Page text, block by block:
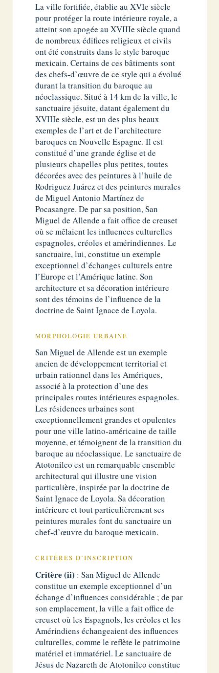
La ville fortifiée, établie au XVIe siècle
pour protéger la route intérieure royale, a
atteint son apogée au XVIIIe siècle quand
de nombreux édifices religieux et civils
ont été construits dans le style baroque
mexicain. Certains de ces bâtiments sont
des chefs-d’œuvre de ce style qui a évolué
durant la transition du baroque au
néoclassique. Situé à 14 km de la ville, le
sanctuaire jésuite, datant également du
XVIIIe siècle, est un des plus beaux
exemples de l’art et de l’architecture
baroques en Nouvelle Espagne. Il est
constitué d’une grande église et de
plusieurs chapelles plus petites, toutes
décorées avec des peintures à l’huile de
Rodriguez Juárez et des peintures murales
de Miguel Antonio Martínez de
Pocasangre. De par sa position, San
Miguel de Allende a fait office de creuset
où se mêlaient les influences culturelles
espagnoles, créoles et amérindiennes. Le
sanctuaire, lui, constitue un exemple
exceptionnel d’échanges culturels entre
l’Europe et l’Amérique latine. Son
architecture et sa décoration intérieure
sont des témoins de l’influence de la
doctrine de Saint Ignace de Loyola.
MORPHOLOGIE URBAINE
San Miguel de Allende est un exemple
ancien de développement territorial et
urbain rationnel dans les Amériques,
associé à la protection d’une des
principales routes intérieures espagnoles.
Les résidences urbaines sont
exceptionnellement grandes et opulentes
pour une ville latino-américaine de taille
moyenne, et témoignent de la transition du
baroque au néoclassique. Le sanctuaire de
Atotonilco est un remarquable ensemble
architectural qui illustre une vision
particulière, inspirée par la doctrine de
Saint Ignace de Loyola. Sa décoration
intérieure et tout particulièrement ses
peintures murales font du sanctuaire un
chef-d’œuvre du baroque mexicain.
CRITÈRES D’INSCRIPTION
Critère (ii) : San Miguel de Allende
constitue un exemple exceptionnel d’un
échange d’influences considérable ; de par
son emplacement, la ville a fait office de
creuset où les Espagnols, les créoles et les
Amérindiens échangeaient des influences
culturelles, comme le reflète le patrimoine
matériel et immatériel. Le sanctuaire de
Jésus de Nazareth de Atotonilco constitue